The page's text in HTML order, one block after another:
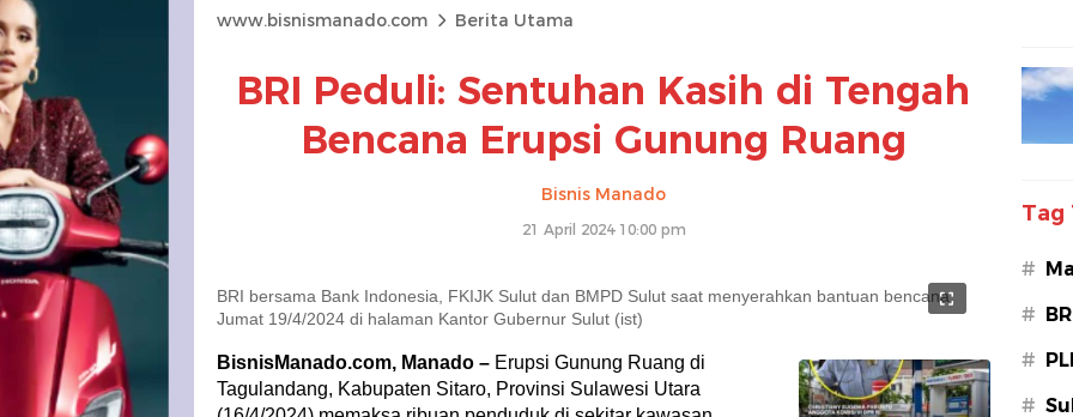
www.bisnismanado.com Berita Utama
BRI Peduli: Sentuhan Kasih di Tengah
Bencana Erupsi Gunung Ruang
Bisnis Manado
21 April 2024 10:00 pm
BRI bersama Bank Indonesia, FKIJK Sulut dan BMPD Sulut saat menyerahkan bantuan bencana,
Jumat 19/4/2024 di halaman Kantor Gubernur Sulut (ist)
BisnisManado.com, Manado – Erupsi Gunung Ruang di
Tagulandang, Kabupaten Sitaro, Provinsi Sulawesi Utara
Tag
#
#
#
#